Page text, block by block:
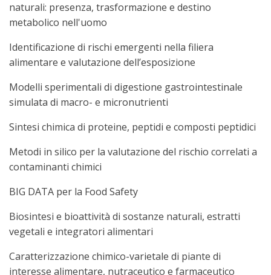
naturali: presenza, trasformazione e destino
metabolico nell'uomo
Identificazione di rischi emergenti nella filiera
alimentare e valutazione dell’esposizione
Modelli sperimentali di digestione gastrointestinale
simulata di macro- e micronutrienti
Sintesi chimica di proteine, peptidi e composti peptidici
Metodi in silico per la valutazione del rischio correlati a
contaminanti chimici
BIG DATA per la Food Safety
Biosintesi e bioattività di sostanze naturali, estratti
vegetali e integratori alimentari
Caratterizzazione chimico-varietale di piante di
interesse alimentare, nutraceutico e farmaceutico